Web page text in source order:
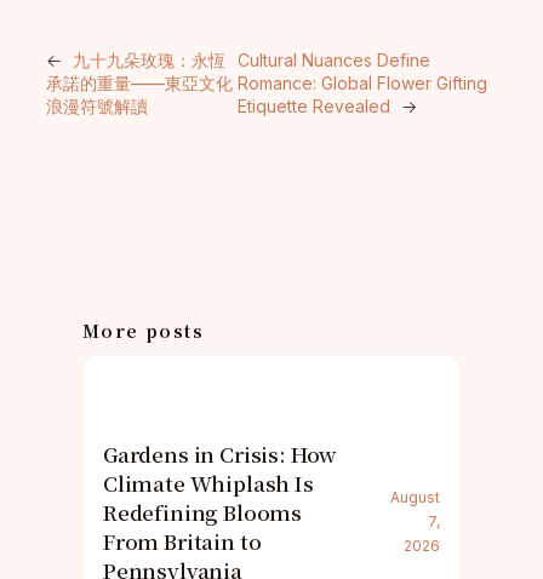
←
九十九朵玫瑰：永恆
承諾的重量——東亞文化
浪漫符號解讀
Cultural Nuances Define
Romance: Global Flower Gifting
Etiquette Revealed
→
More posts
Gardens in Crisis: How
Climate Whiplash Is
Redefining Blooms
From Britain to
Pennsylvania
August
7,
2026